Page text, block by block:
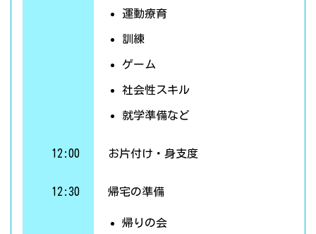
運動療育
訓練
ゲーム
社会性スキル
就学準備など
12:00 お片付け・身支度
12:30 帰宅の準備
帰りの会